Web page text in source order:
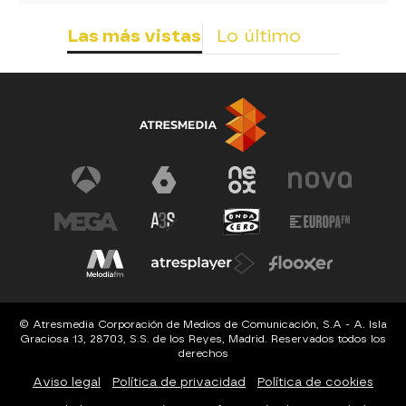
Las más vistas Lo último
© Atresmedia Corporación de Medios de Comunicación, S.A - A. Isla
Graciosa 13, 28703, S.S. de los Reyes, Madrid. Reservados todos los
derechos
Aviso legal Política de privacidad Política de cookies